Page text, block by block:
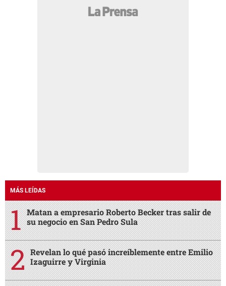
MÁS LEÍDAS
Matan a empresario Roberto Becker tras salir de
su negocio en San Pedro Sula
Revelan lo qué pasó increíblemente entre Emilio
Izaguirre y Virginia